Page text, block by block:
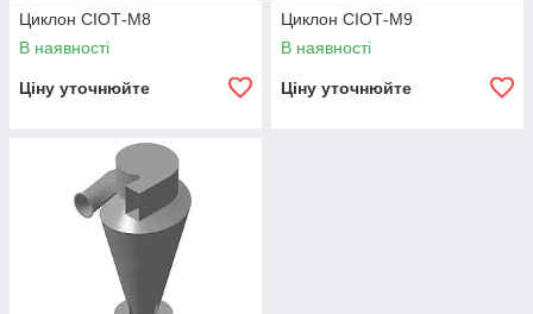
Циклон СІОТ-М8
В наявності
Ціну уточнюйте
Циклон СІОТ-М9
В наявності
Ціну уточнюйте